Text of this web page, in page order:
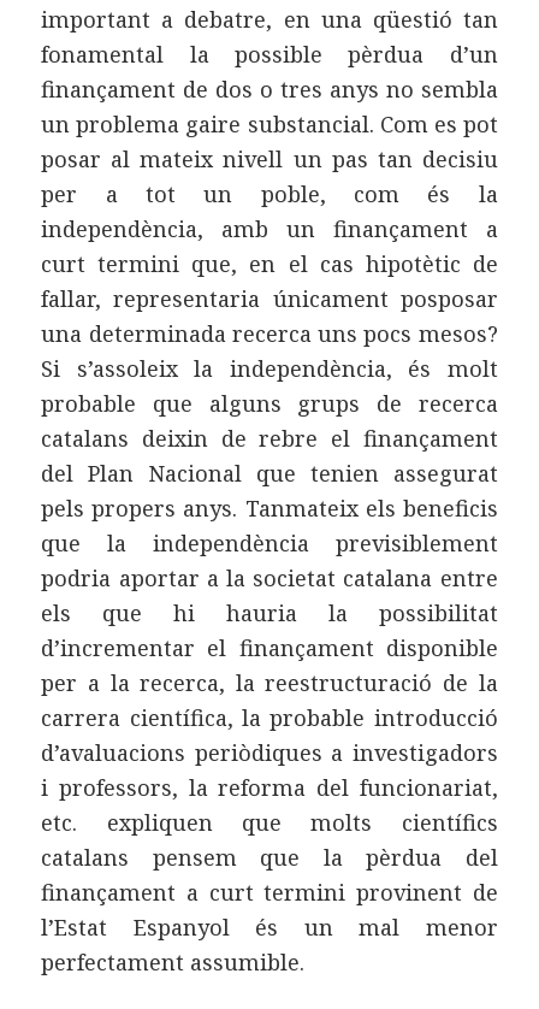
important a debatre, en una qüestió tan
fonamental la possible pèrdua d’un
finançament de dos o tres anys no sembla
un problema gaire substancial. Com es pot
posar al mateix nivell un pas tan decisiu
per a tot un poble, com és la
independència, amb un finançament a
curt termini que, en el cas hipotètic de
fallar, representaria únicament posposar
una determinada recerca uns pocs mesos?
Si s’assoleix la independència, és molt
probable que alguns grups de recerca
catalans deixin de rebre el finançament
del Plan Nacional que tenien assegurat
pels propers anys. Tanmateix els beneficis
que la independència previsiblement
podria aportar a la societat catalana entre
els que hi hauria la possibilitat
d’incrementar el finançament disponible
per a la recerca, la reestructuració de la
carrera científica, la probable introducció
d’avaluacions periòdiques a investigadors
i professors, la reforma del funcionariat,
etc. expliquen que molts científics
catalans pensem que la pèrdua del
finançament a curt termini provinent de
l’Estat Espanyol és un mal menor
perfectament assumible.